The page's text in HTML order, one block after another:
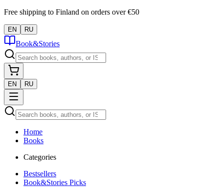
Free shipping to Finland on orders over €50
EN RU
Book&Stories
EN RU
Home
Books
Categories
Bestsellers
Book&Stories Picks